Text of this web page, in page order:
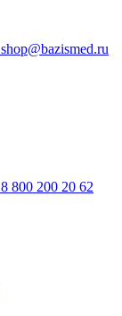
shop@bazismed.ru
8 800 200 20 62